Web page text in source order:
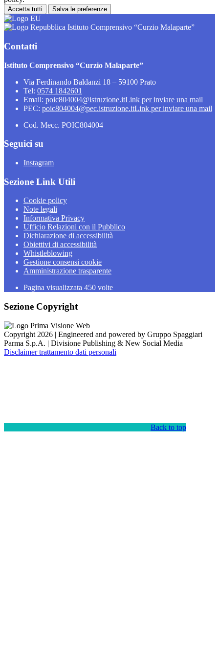
Accetta tutti Salva le preferenze
Istituto Comprensivo “Curzio Malaparte”
Contatti
Istituto Comprensivo “Curzio Malaparte”
Via Ferdinando Baldanzi 18 – 59100 Prato
Tel: 0574 1842601
Email: poic804004@istruzione.itLink per inviare una mail
PEC: poic804004@pec.istruzione.itLink per inviare una mail
Cod. Mecc. POIC804004
Seguici su
Instagram
Sezione Link Utili
Cookie policy
Note legali
Informativa Privacy
Ufficio Relazioni con il Pubblico
Dichiarazione di accessibilità
Obiettivi di accessibilità
Whistleblowing
Gestione consensi cookie
Amministrazione trasparente
Pagina visualizzata 450 volte
Sezione Copyright
Copyright 2026 | Engineered and powered by Gruppo Spaggiari
Parma S.p.A. | Divisione Publishing & New Social Media
Disclaimer trattamento dati personali
Back to top